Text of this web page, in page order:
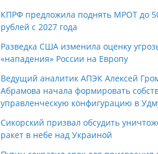
КПРФ предложила поднять МРОТ до
рублей с 2027 года
Разведка США изменила оценку
«нападения» России на Европу
Ведущий аналитик АПЭК Алексей
Абрамова начала формировать
управленческую конфигурацию в
Сикорский призвал обсудить
ракет в небе над Украиной